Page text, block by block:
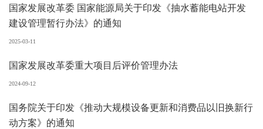
国家发展改革委 国家能源局关于印发《抽水蓄能电站开发
建设管理暂行办法》的通知
2025-03-11
国家发展改革委重大项目后评价管理办法
2024-09-12
国务院关于印发《推动大规模设备更新和消费品以旧换新行
动方案》的通知